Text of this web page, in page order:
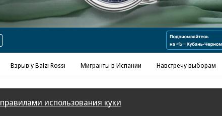
Взрыв у Balzi Rossi Мигранты в Испании Навстречу выборам
правилами использования куки